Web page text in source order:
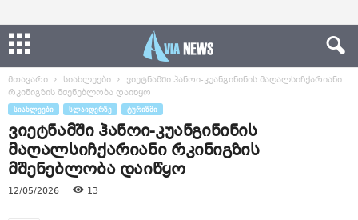
მთავარი სიახლეები
ვიეტნამში ჰანოი-კუანგინინის მაღალსიჩქარიანი
რკინიგზის მშენებლობა დაიწყო
ᲡᲘᲐᲮᲚᲔᲔᲑᲘ ᲡᲚᲐᲘᲓᲔᲠᲖᲔ ᲢᲣᲠᲘᲖᲛᲘ
ვიეტნამში ჰანოი-კუანგინინის
მაღალსიჩქარიანი რკინიგზის
მშენებლობა დაიწყო
12/05/2026 13